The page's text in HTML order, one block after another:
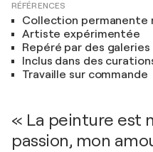
RÉFÉRENCES
Collection permanente
Artiste expérimentée
Repéré par des galeries
Inclus dans des
Travaille sur commande
« La peinture est
passion, mon